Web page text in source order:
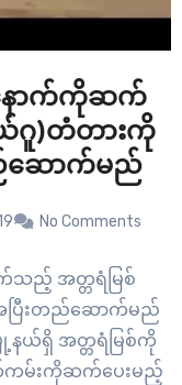
ောက်ကိုဆက်
ဂူ)တံတားကို
ဆောက်မည်
No Comments
သည့် အတ္တရံမြစ်
ပြီးတည်ဆောက်မည်
ြို့နယ်ရှိ အတ္တရံမြစ်ကို
မ်းကိုဆက်ပေးမည့်